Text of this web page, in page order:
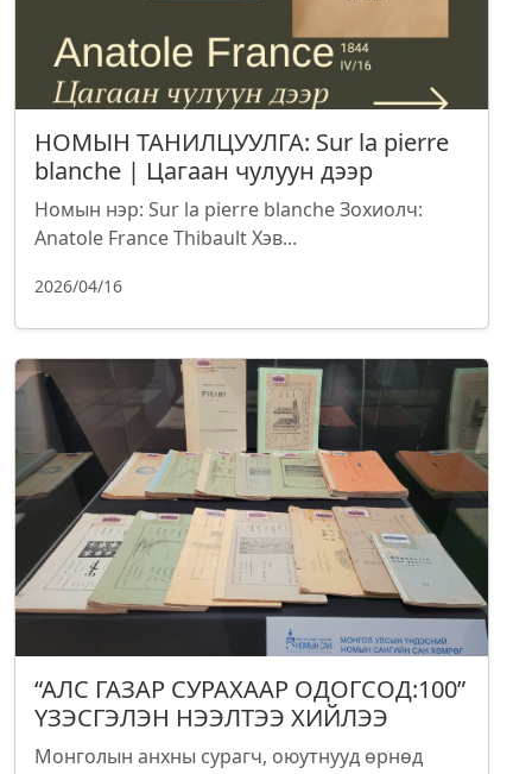
НОМЫН ТАНИЛЦУУЛГА: Sur la pierre
blanche | Цагаан чулуун дээр
Номын нэр: Sur la pierre blanche Зохиолч:
Anatole France Thibault Хэв...
2026/04/16
“АЛС ГАЗАР СУРАХААР ОДОГСОД:100”
ҮЗЭСГЭЛЭН НЭЭЛТЭЭ ХИЙЛЭЭ
Монголын анхны сурагч, оюутнууд өрнөд